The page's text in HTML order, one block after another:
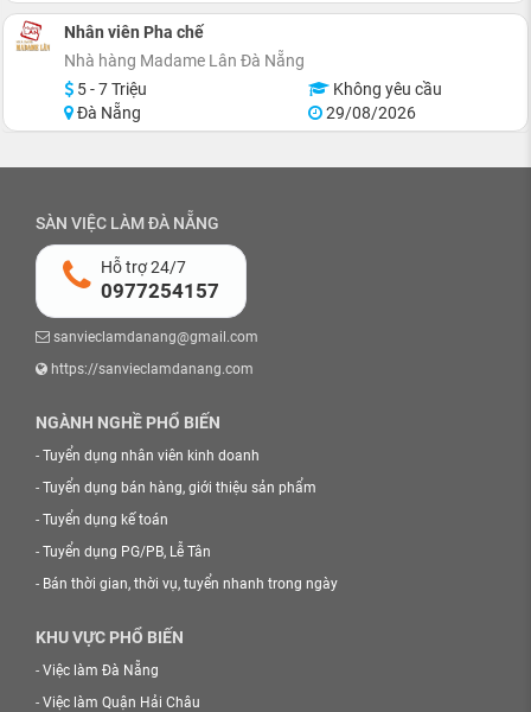
Nhân viên Pha chế
Nhà hàng Madame Lân Đà Nẵng
5 - 7 Triệu
Không yêu cầu
Đà Nẵng
29/08/2026
SÀN VIỆC LÀM ĐÀ NẴNG
Hỗ trợ 24/7
0977254157
sanvieclamdanang@gmail.com
https://sanvieclamdanang.com
NGÀNH NGHỀ PHỔ BIẾN
- Tuyển dụng nhân viên kinh doanh
- Tuyển dụng bán hàng, giới thiệu sản phẩm
- Tuyển dụng kế toán
- Tuyển dụng PG/PB, Lễ Tân
- Bán thời gian, thời vụ, tuyển nhanh trong ngày
KHU VỰC PHỔ BIẾN
- Việc làm Đà Nẵng
- Việc làm Quận Hải Châu